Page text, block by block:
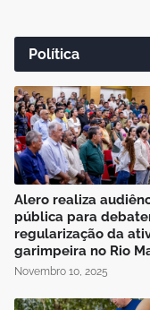
Política
Alero realiza
pública para
regularização da
garimpeira no Rio
Novembro 10, 2025